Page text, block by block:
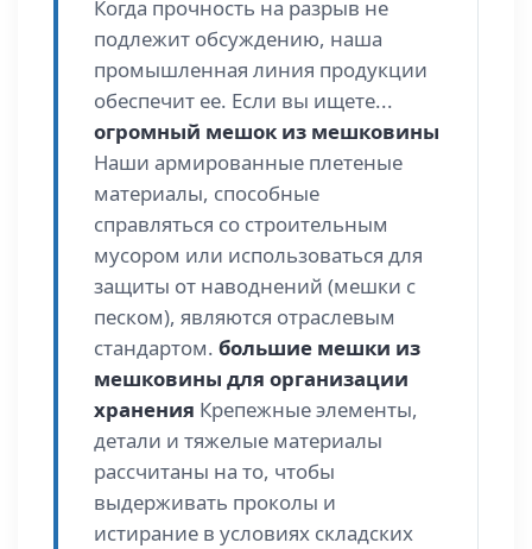
Когда прочность на разрыв не
подлежит обсуждению, наша
промышленная линия продукции
обеспечит ее. Если вы ищете...
огромный мешок из мешковины
Наши армированные плетеные
материалы, способные
справляться со строительным
мусором или использоваться для
защиты от наводнений (мешки с
песком), являются отраслевым
стандартом. большие мешки из
мешковины для организации
хранения Крепежные элементы,
детали и тяжелые материалы
рассчитаны на то, чтобы
выдерживать проколы и
истирание в условиях складских